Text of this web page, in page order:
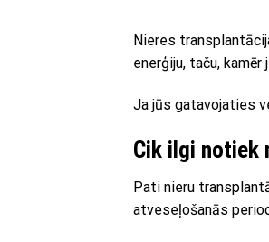
Nieres
enerģiju, taču,
Ja jūs gatavojaties
Cik ilgi notiek
Pati nieru
atveseļošanās